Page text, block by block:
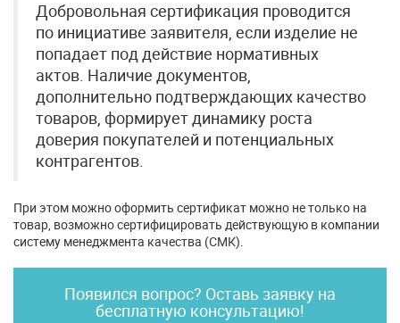
Добровольная сертификация проводится
по инициативе заявителя, если изделие не
попадает под действие нормативных
актов. Наличие документов,
дополнительно подтверждающих качество
товаров, формирует динамику роста
доверия покупателей и потенциальных
контрагентов.
При этом можно оформить сертификат можно не только на
товар, возможно сертифицировать действующую в компании
систему менеджмента качества (СМК).
Появился вопрос? Оставь заявку на
бесплатную консультацию!